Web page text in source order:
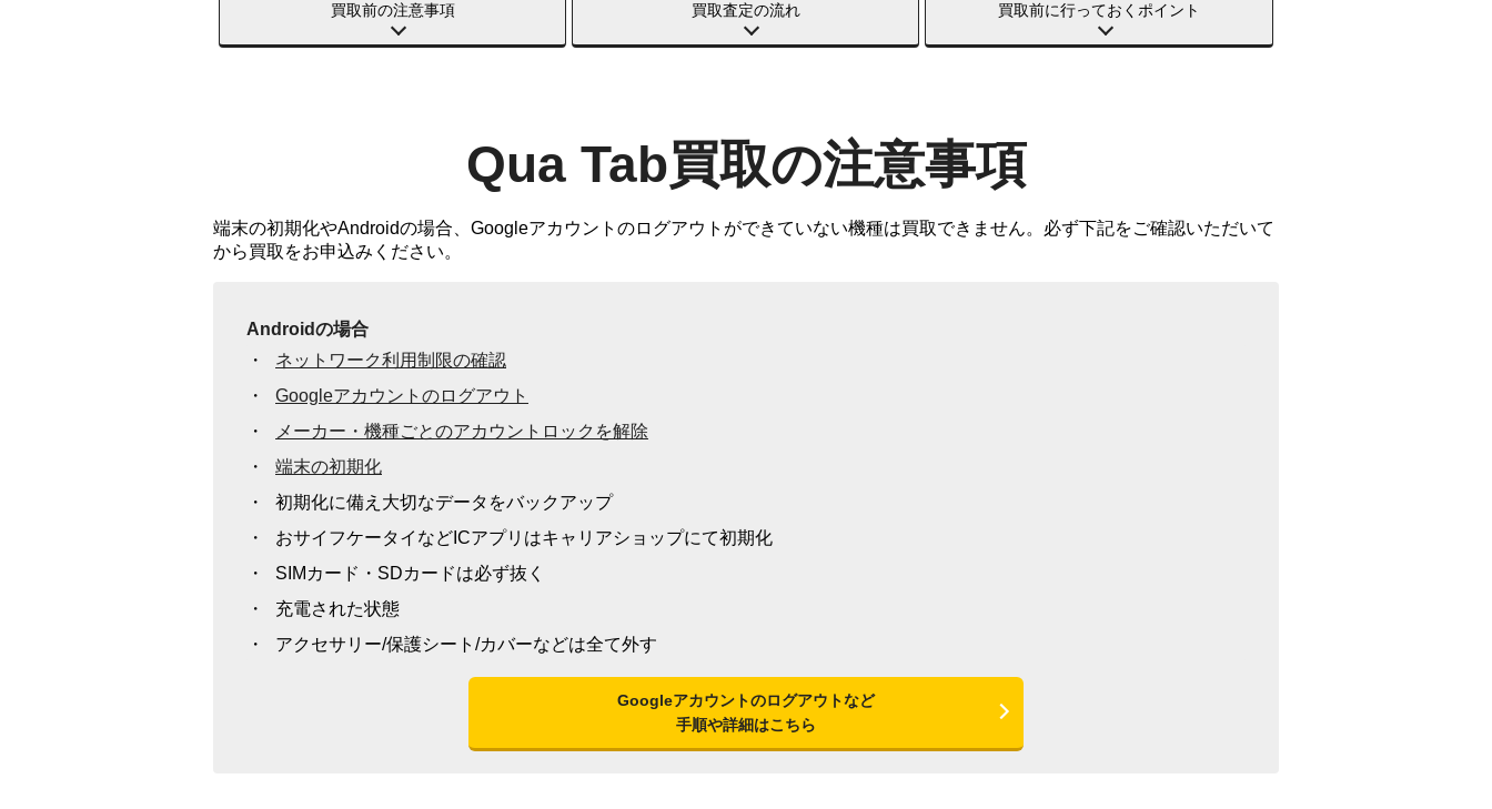
買取前の注意事項 買取査定の流れ 買取前に行っておくポイント
Qua Tab買取の注意事項
端末の初期化やAndroidの場合、Googleアカウントのログアウトができていない機種は買取できません。必ず下記をご確認いただいて
から買取をお申込みください。
Androidの場合
ネットワーク利用制限の確認
Googleアカウントのログアウト
メーカー・機種ごとのアカウントロックを解除
端末の初期化
初期化に備え大切なデータをバックアップ
おサイフケータイなどICアプリはキャリアショップにて初期化
SIMカード・SDカードは必ず抜く
充電された状態
アクセサリー/保護シート/カバーなどは全て外す
Googleアカウントのログアウトなど
手順や詳細はこちら